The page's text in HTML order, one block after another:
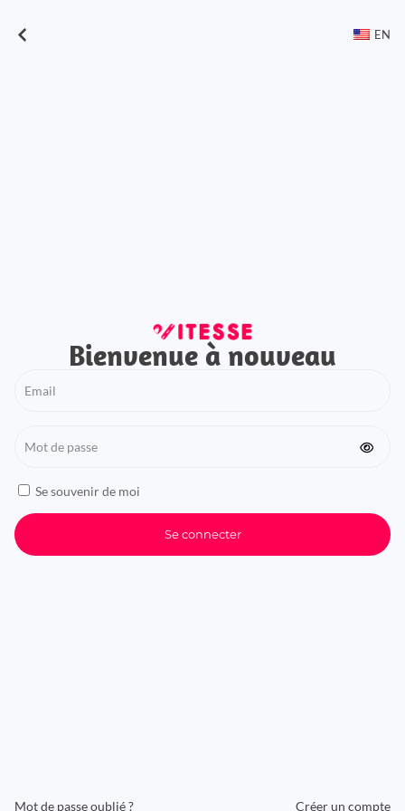
EN
Bienvenue à nouveau
Email
Mot
passe
Se
souvenir
Se souvenir de moi
Se connecter
Mot de passe oublié ? Créer un compte